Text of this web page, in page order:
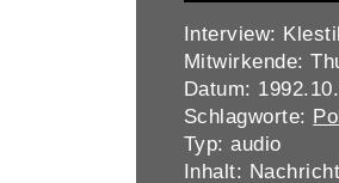
Interview: Klestil
Mitwirkende:
Datum:
Schlagworte:
Typ: audio
Inhalt: